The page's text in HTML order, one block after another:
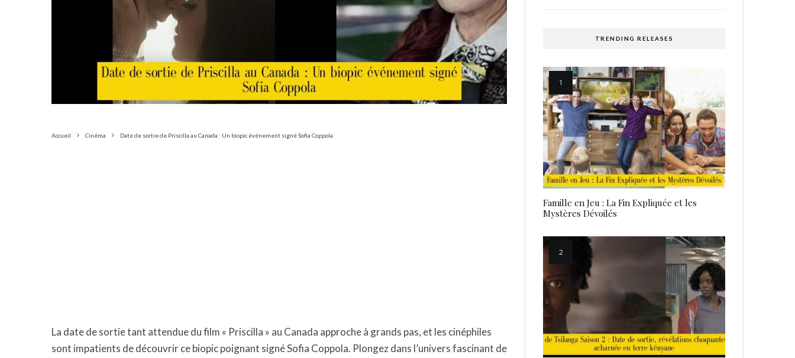
Accueil Cinéma Date de sortie de Priscilla au Canada : Un biopic événement signé Sofia Coppola
La date de sortie tant attendue du film « Priscilla » au Canada approche à grands pas, et les cinéphiles
sont impatients de découvrir ce biopic poignant signé Sofia Coppola. Plongez dans l’univers fascinant de
TRENDING RELEASES
Famille en Jeu : La Fin Expliquée et les
Mystères Dévoilés